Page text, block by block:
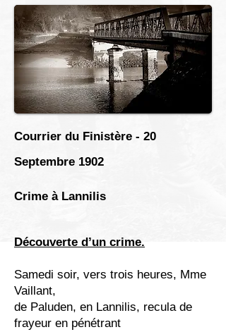
Courrier du Finistère - 20
Septembre 1902
Crime à Lannilis
Découverte d’un crime.
Samedi soir, vers trois heures, Mme
Vaillant,
de Paluden, en Lannilis, recula de
frayeur en pénétrant